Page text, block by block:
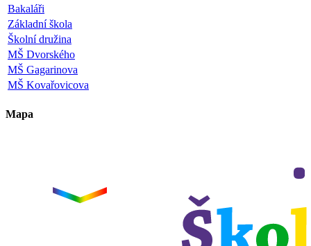
Bakaláři
Základní škola
Školní družina
MŠ Dvorského
MŠ Gagarinova
MŠ Kovařovicova
Mapa